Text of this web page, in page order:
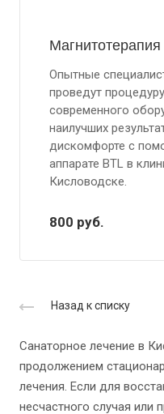
Опытные
проведут
современного
наилучших
дискомфорте с
аппарате BTL в
Кисловодске.
800 руб.
Назад к списку
Санаторное лечение в
продолжением
лечения. Если для
несчастного случая или